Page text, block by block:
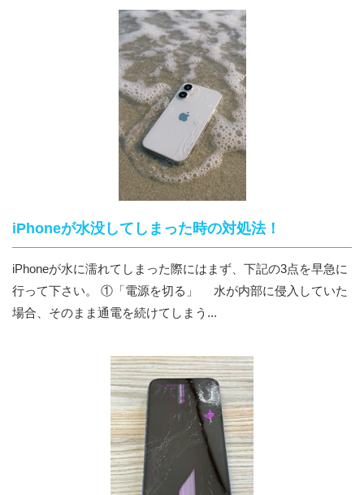
iPhoneが水没してしまった時の対処法！
iPhoneが水に濡れてしまった際にはまず、下記の3点を早急に
行って下さい。 ①「電源を切る」 水が内部に侵入していた
場合、そのまま通電を続けてしまう...